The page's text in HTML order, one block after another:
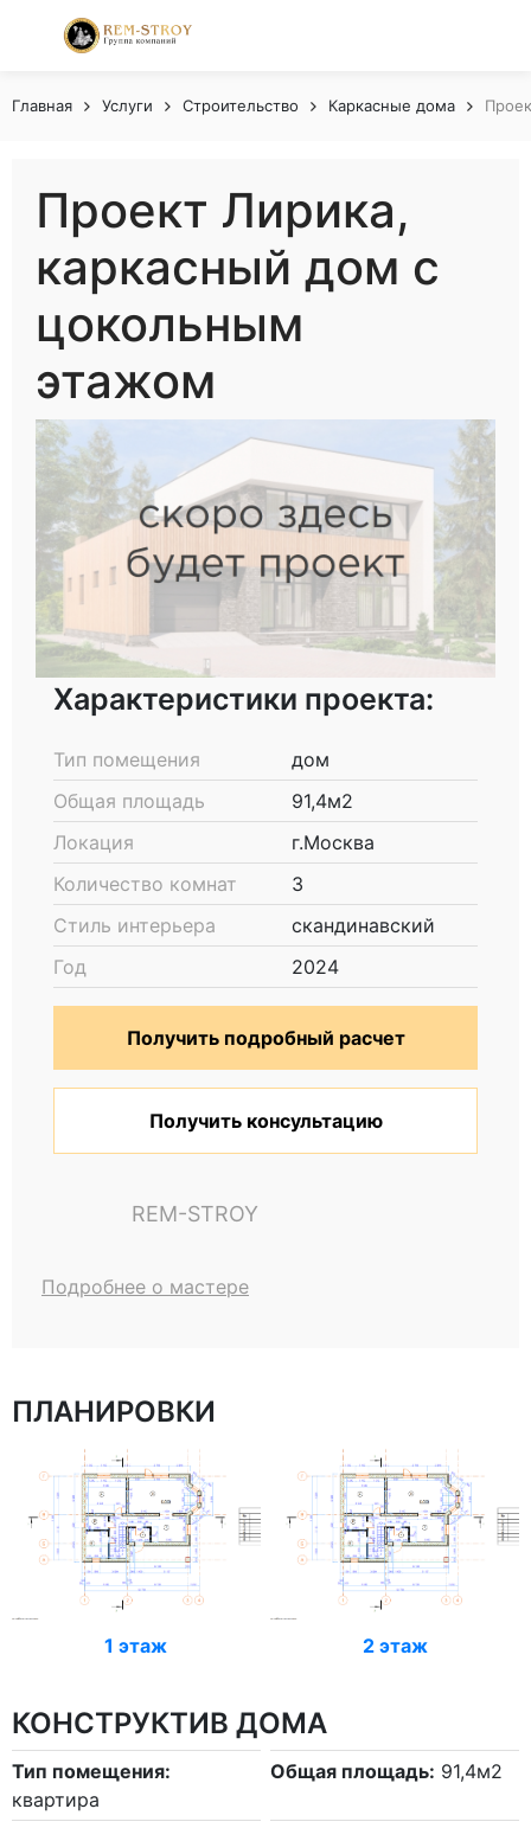
Главная Услуги Строительство Каркасные дома
Проект Лирика,
каркасный дом с
цокольным
этажом
Характеристики проекта:
Тип помещения
дом
Общая площадь
91,4м2
Локация
г.Москва
Количество комнат
3
Стиль интерьера
скандинавский
Год
2024
Получить подробный расчет
Получить консультацию
REM-STROY
Подробнее о мастере
ПЛАНИРОВКИ
1 этаж 2 этаж
КОНСТРУКТИВ ДОМА
Тип помещения:
квартира
Общая площадь: 91,4м2